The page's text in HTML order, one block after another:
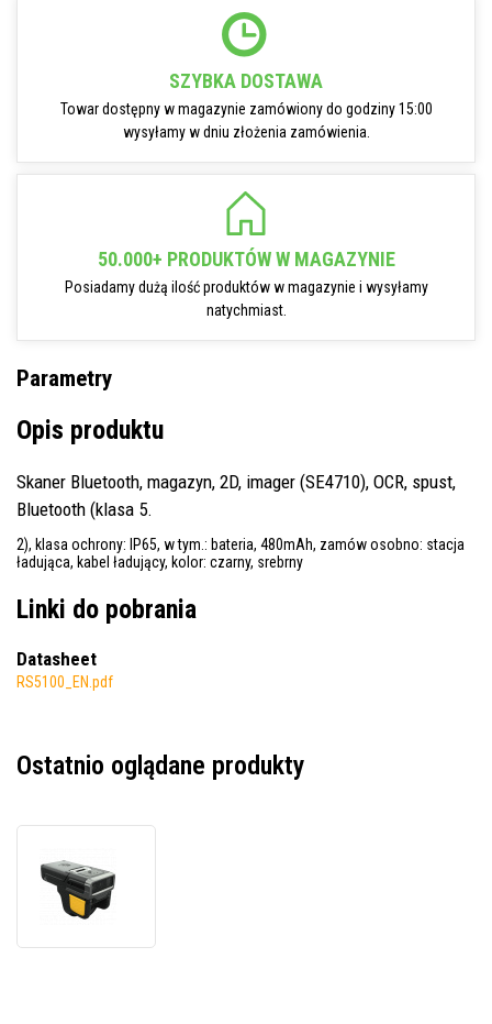
SZYBKA DOSTAWA
Towar dostępny w magazynie zamówiony do godziny 15:00
wysyłamy w dniu złożenia zamówienia.
50.000+ PRODUKTÓW W MAGAZYNIE
Posiadamy dużą ilość produktów w magazynie i wysyłamy
natychmiast.
Parametry
Opis produktu
Skaner Bluetooth, magazyn, 2D, imager (SE4710), OCR, spust,
Bluetooth (klasa 5.
2), klasa ochrony: IP65, w tym.: bateria, 480mAh, zamów osobno: stacja
ładująca, kabel ładujący, kolor: czarny, srebrny
Linki do pobrania
Datasheet
RS5100_EN.pdf
Ostatnio oglądane produkty
BT,